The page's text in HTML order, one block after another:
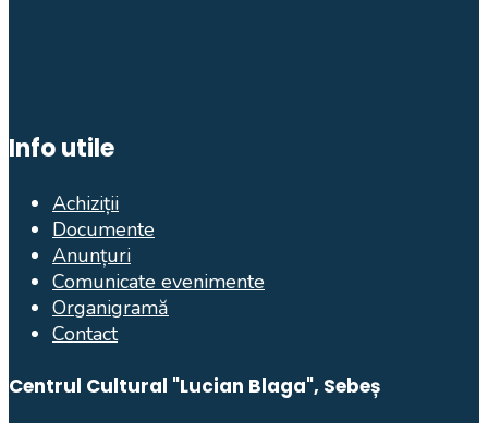
Info utile
Achiziții
Documente
Anunțuri
Comunicate evenimente
Organigramă
Contact
Centrul Cultural "Lucian Blaga", Sebeș